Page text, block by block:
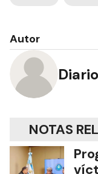
Autor
NOTAS